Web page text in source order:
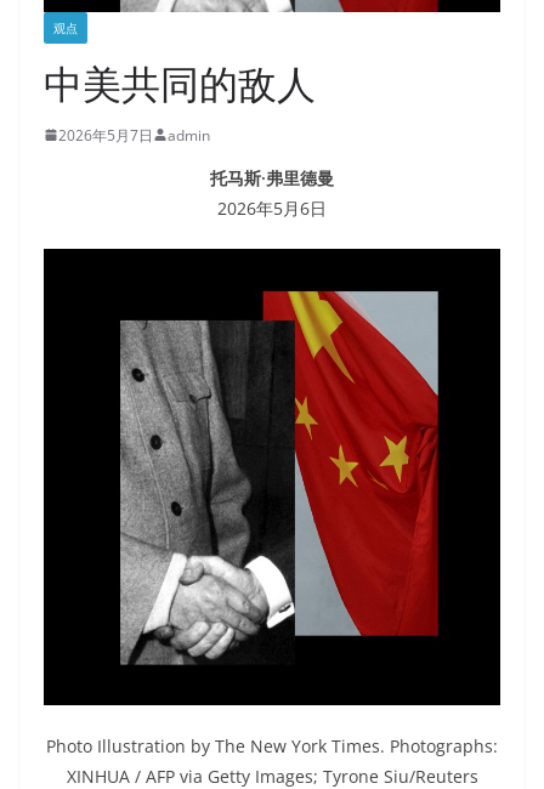
观点
中美共同的敌人
2026年5月7日 admin
托马斯·弗里德曼
2026年5月6日
Photo Illustration by The New York Times. Photographs:
XINHUA / AFP via Getty Images; Tyrone Siu/Reuters